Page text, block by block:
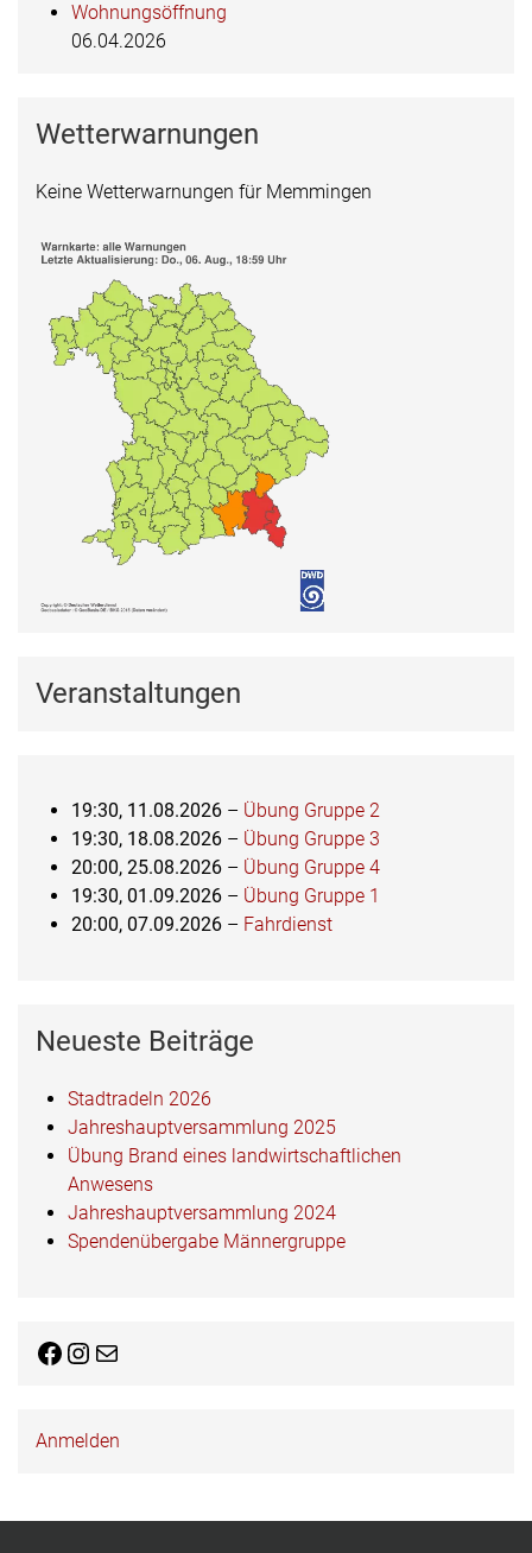
Wohnungsöffnung
06.04.2026
Wetterwarnungen
Keine Wetterwarnungen für Memmingen
Veranstaltungen
19:30, 11.08.2026 – Übung Gruppe 2
19:30, 18.08.2026 – Übung Gruppe 3
20:00, 25.08.2026 – Übung Gruppe 4
19:30, 01.09.2026 – Übung Gruppe 1
20:00, 07.09.2026 – Fahrdienst
Neueste Beiträge
Stadtradeln 2026
Jahreshauptversammlung 2025
Übung Brand eines landwirtschaftlichen
Anwesens
Jahreshauptversammlung 2024
Spendenübergabe Männergruppe
Facebook
Instagram
E-Mail
Anmelden